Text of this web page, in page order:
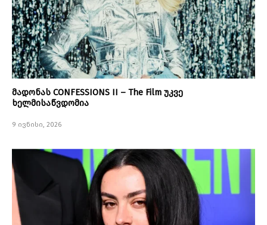
მადონას CONFESSIONS II – The Film უკვე
ხელმისაწვდომია
9 ივნისი, 2026